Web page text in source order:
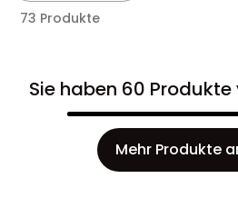
73 Produkte
Sie haben 60
Mehr Produkte